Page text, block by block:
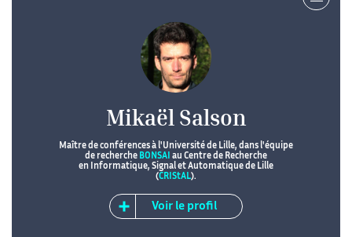
Mikaël Salson
Maître de conférences à l'Université de Lille, dans l'équipe
de recherche BONSAI au Centre de Recherche
en Informatique, Signal et Automatique de Lille
(CRIStAL).
Voir le profil